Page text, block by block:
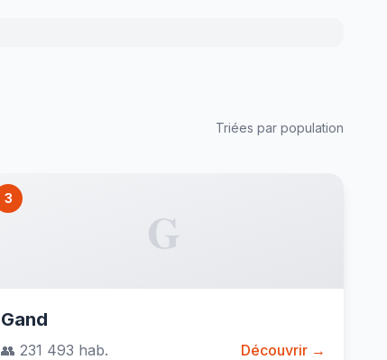
Triées par population
3
G
Gand
👥 231 493 hab. Découvrir →